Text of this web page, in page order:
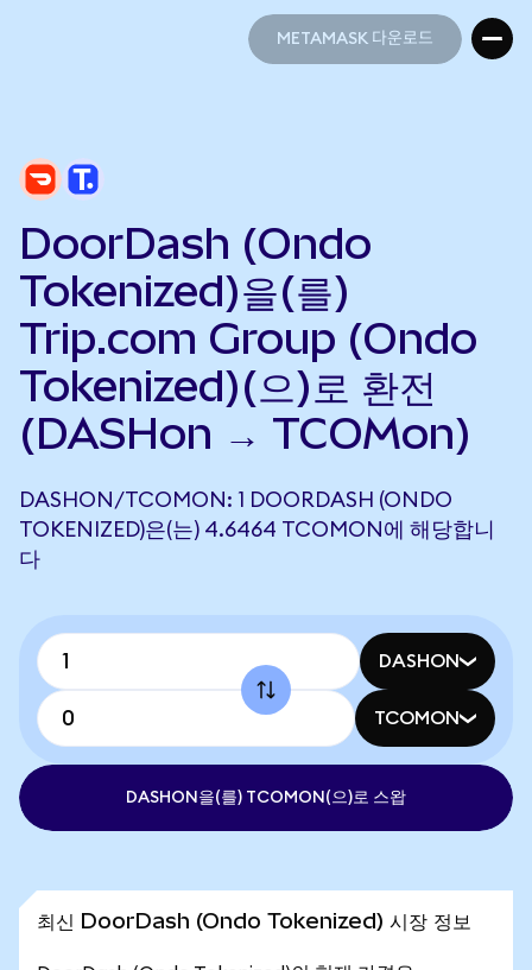
METAMASK 다운로드
DoorDash (Ondo
Tokenized)을(를)
Trip.com Group (Ondo
Tokenized)(으)로 환전
(DASHon → TCOMon)
DASHON/TCOMON: 1 DOORDASH (ONDO
TOKENIZED)은(는) 4.6464 TCOMON에 해당합니
다
DASHON
TCOMON
DASHON을(를) TCOMON(으)로 스왑
최신 DoorDash (Ondo Tokenized) 시장 정보